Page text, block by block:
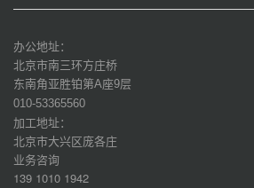
办公地址：
北京市南三环方庄桥
东南角亚胜铂第A座9层
010-53365560
加工地址：
北京市大兴区庞各庄
业务咨询
139 1010 1942